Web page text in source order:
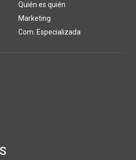
Quién es quién
Marketing
Com. Especializada